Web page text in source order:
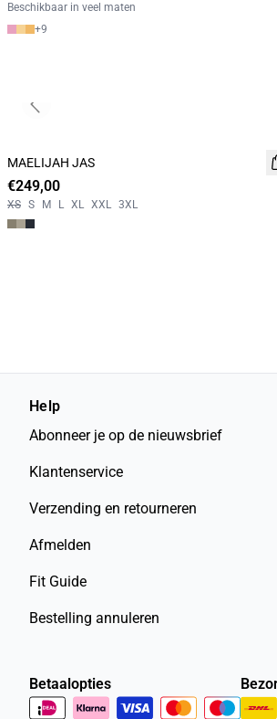
Beschikbaar in veel maten
+9
NIEUW
MAELIJAH JAS
€249,00
XS S M L XL XXL 3XL
Previous slide
Help
Abonneer je op de nieuwsbrief
Klantenservice
Verzending en retourneren
Afmelden
Fit Guide
Bestelling annuleren
Betaalopties